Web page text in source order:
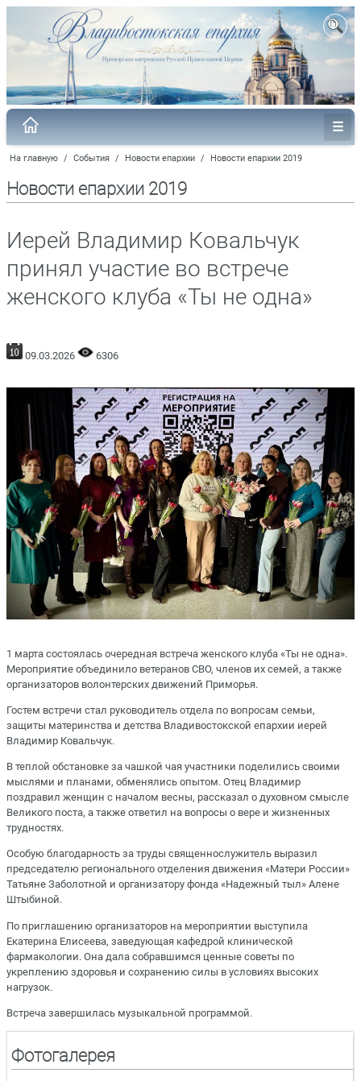
На главную / События / Новости епархии / Новости епархии 2019
Новости епархии 2019
Иерей Владимир Ковальчук
принял участие во встрече
женского клуба «Ты не одна»
09.03.2026 6306
1 марта состоялась очередная встреча женского клуба «Ты не одна».
Мероприятие объединило ветеранов СВО, членов их семей, а также
организаторов волонтерских движений Приморья.
Гостем встречи стал руководитель отдела по вопросам семьи,
защиты материнства и детства Владивостокской епархии иерей
Владимир Ковальчук.
В теплой обстановке за чашкой чая участники поделились своими
мыслями и планами, обменялись опытом. Отец Владимир
поздравил женщин с началом весны, рассказал о духовном смысле
Великого поста, а также ответил на вопросы о вере и жизненных
трудностях.
Особую благодарность за труды священнослужитель выразил
председателю регионального отделения движения «Матери России»
Татьяне Заболотной и организатору фонда «Надежный тыл» Алене
Штыбиной.
По приглашению организаторов на мероприятии выступила
Екатерина Елисеева, заведующая кафедрой клинической
фармакологии. Она дала собравшимся ценные советы по
укреплению здоровья и сохранению силы в условиях высоких
нагрузок.
Встреча завершилась музыкальной программой.
Фотогалерея